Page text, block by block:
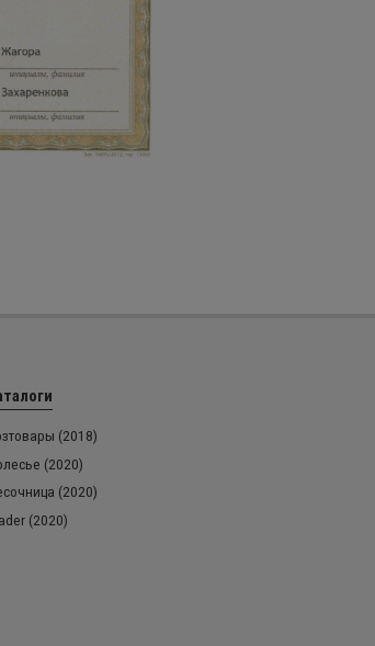
(2018)
(2020)
(2020)
(2020)